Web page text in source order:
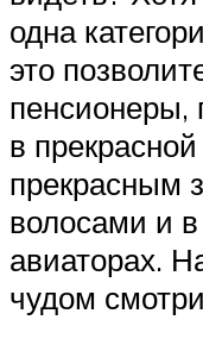
одна
это
пенсионеры,
в
прекрасным
волосами и
авиаторах.
чудом